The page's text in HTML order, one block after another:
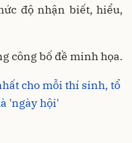
độ nhận biết, hiểu,
công bố đề minh họa.
cho mỗi thí sinh, tổ
'ngày hội'